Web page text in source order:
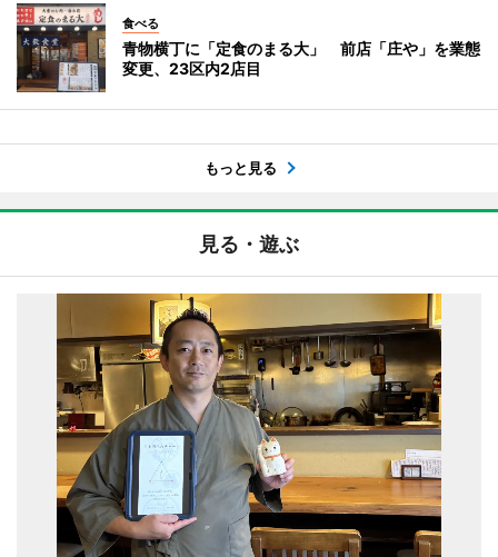
食べる
青物横丁に「定食のまる大」 前店「庄や」を業態
変更、23区内2店目
もっと見る
見る・遊ぶ